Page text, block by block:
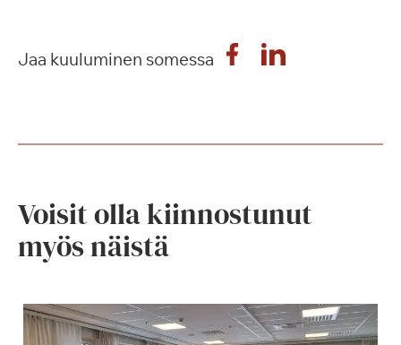
Jaa kuuluminen somessa
Voisit olla kiinnostunut
myös näistä